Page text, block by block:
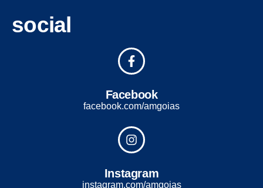
social
Facebook
facebook.com/amgoias
Instagram
instagram.com/amgoias